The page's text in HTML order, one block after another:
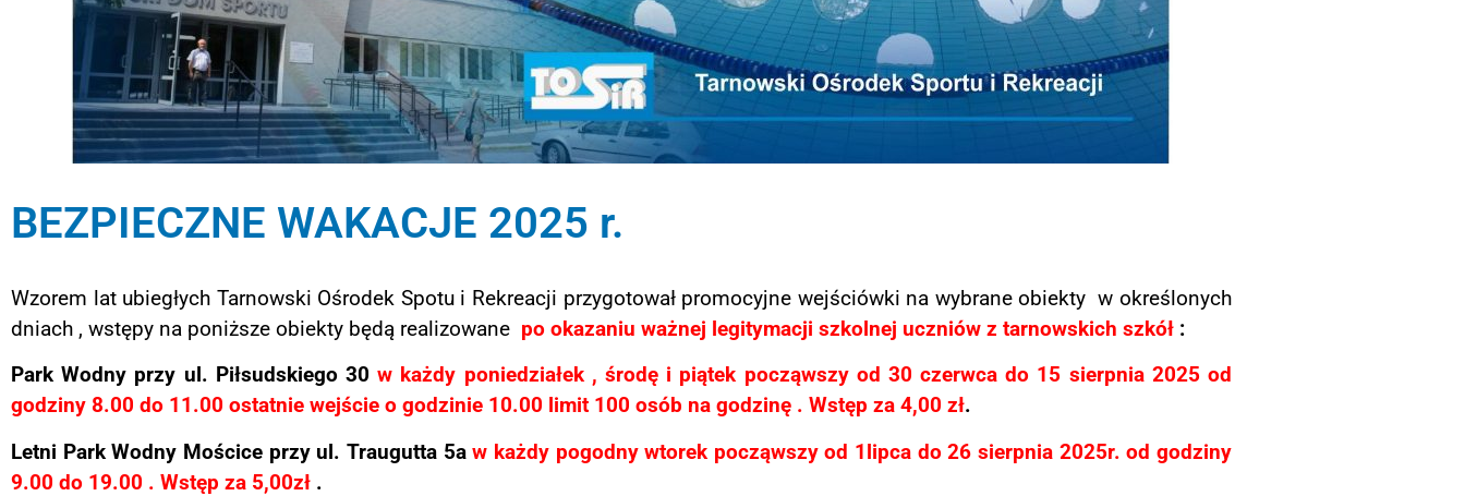
BEZPIECZNE WAKACJE 2025 r.
Wzorem lat ubiegłych Tarnowski Ośrodek Spotu i Rekreacji przygotował promocyjne wejściówki na wybrane obiekty w określonych
dniach , wstępy na poniższe obiekty będą realizowane po okazaniu ważnej legitymacji szkolnej uczniów z tarnowskich szkół :
Park Wodny przy ul. Piłsudskiego 30 w każdy poniedziałek , środę i piątek począwszy od 30 czerwca do 15 sierpnia 2025 od
godziny 8.00 do 11.00 ostatnie wejście o godzinie 10.00 limit 100 osób na godzinę . Wstęp za 4,00 zł.
Letni Park Wodny Mościce przy ul. Traugutta 5a w każdy pogodny wtorek począwszy od 1lipca do 26 sierpnia 2025r. od godziny
9.00 do 19.00 . Wstęp za 5,00zł .